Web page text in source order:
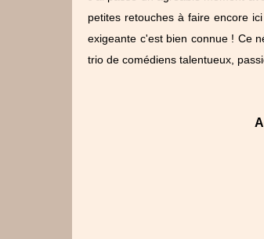
petites retouches à faire encore
exigeante c'est bien connue ! Ce
trio de comédiens talentueux,